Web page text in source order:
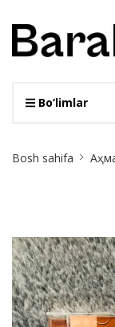
Bo‘limlar
Breadcrumb
Bosh sahifa